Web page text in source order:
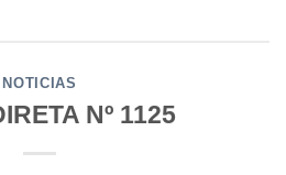
NOTICIAS
Nº 1125